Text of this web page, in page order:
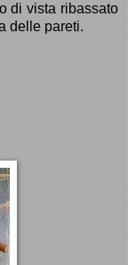
di vista ribassato
delle pareti.